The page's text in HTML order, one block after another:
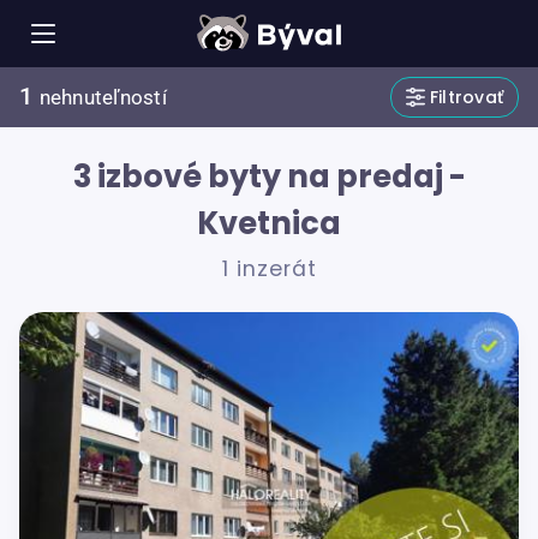
1 nehnuteľností Filtrovať
3 izbové byty na predaj -
Kvetnica
1 inzerát